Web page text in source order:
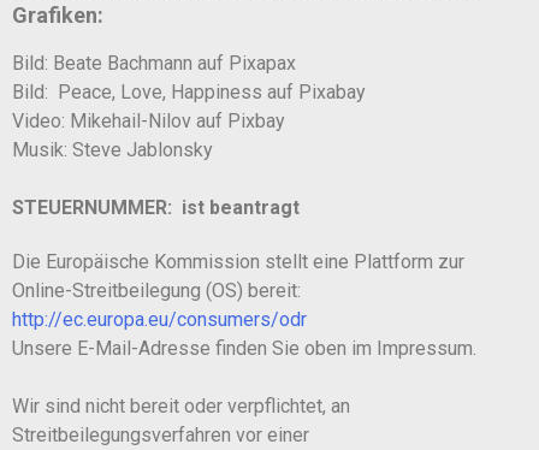
Grafiken:
Bild: Beate Bachmann auf Pixapax
Bild: Peace, Love, Happiness auf Pixabay
Video: Mikehail-Nilov auf Pixbay
Musik: Steve Jablonsky
STEUERNUMMER: ist beantragt
Die Europäische Kommission stellt eine Plattform zur
Online-Streitbeilegung (OS) bereit:
http://ec.europa.eu/consumers/odr
Unsere E-Mail-Adresse finden Sie oben im Impressum.
Wir sind nicht bereit oder verpflichtet, an
Streitbeilegungsverfahren vor einer